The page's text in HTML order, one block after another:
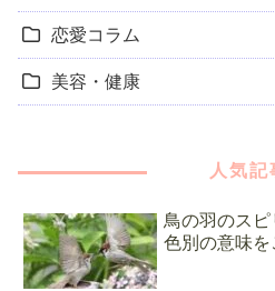
恋愛コラム
美容・健康
人気記
鳥の羽のスピ
色別の意味を